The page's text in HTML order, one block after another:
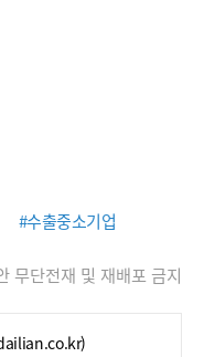
#수출중소기업
무단전재 및 재배포 금지